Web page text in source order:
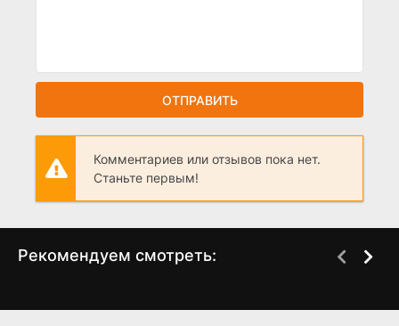
ОТПРАВИТЬ
Комментариев или отзывов пока нет.
Станьте первым!
Рекомендуем смотреть: